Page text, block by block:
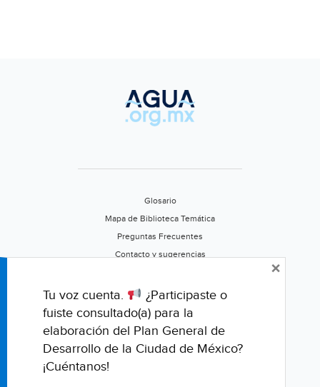
Glosario
Mapa de Biblioteca Temática
Preguntas Frecuentes
Contacto y sugerencias
Califica este portal
Tu voz cuenta.
¿Participaste o
fuiste consultado(a) para la
elaboración del Plan General de
Desarrollo de la Ciudad de México?
¡Cuéntanos!
×